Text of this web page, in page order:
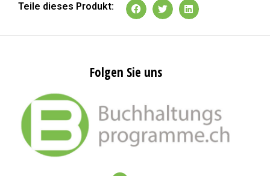
Teile dieses Produkt:
Folgen Sie uns